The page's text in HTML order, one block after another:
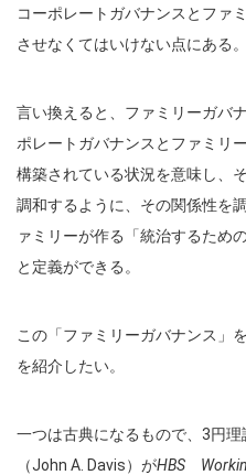
コーポレートガバナンスとファ
させなくてはいけない点にある。
言い換えると、ファミリーガバ
ポレートガバナンスとファミリ
構築されている状況を意味し、
調和するように、その関係性を
ァミリーが作る「統治するため
と定義ができる。
この「ファミリーガバナンス」
を紹介したい。
一つは古典になるもので、3円
（John A. Davis）がHBS